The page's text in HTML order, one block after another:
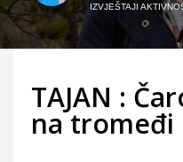
IZVJEŠTAJI
TAJAN :
na tromeđi